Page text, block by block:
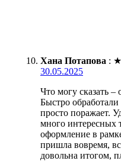
Хана Потапова : ★
30.05.2025
Что могу сказать –
Быстро обработали
просто поражает.
много интересных
оформление в
пришла вовремя,
довольна итогом,